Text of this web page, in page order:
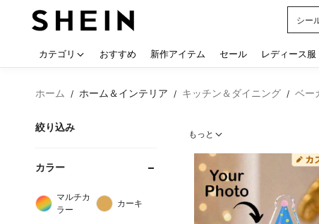
シー
カテゴリ おすすめ 新作アイテム セール レディース服
ホーム / ホーム＆インテリア / キッチン＆ダイニング / ベー
絞り込み
カラー
マルチカ
ラー
カーキ
もっと